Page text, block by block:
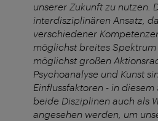
unserer Zukunft zu nutzen.
interdisziplinären Ansatz,
verschiedener
möglichst breites
möglichst großen
Psychoanalyse und Kunst
Einflussfaktoren - in diesem
beide Disziplinen auch als
angesehen werden, um